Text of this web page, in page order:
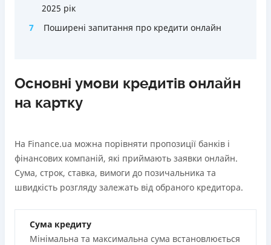
2025 рік
7
Поширені запитання про кредити онлайн
Основні умови кредитів онлайн
на картку
На Finance.ua можна порівняти пропозиції банків і
фінансових компаній, які приймають заявки онлайн.
Сума, строк, ставка, вимоги до позичальника та
швидкість розгляду залежать від обраного кредитора.
Сума кредиту
Мінімальна та максимальна сума встановлюється